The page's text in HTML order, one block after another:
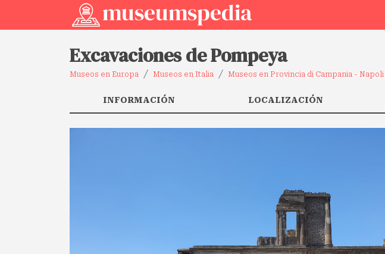
Excavaciones de Pompeya
Museos en Europa Museos en Italia Museos en Provincia di Campania - Napoli
INFORMACIÓN LOCALIZACIÓN